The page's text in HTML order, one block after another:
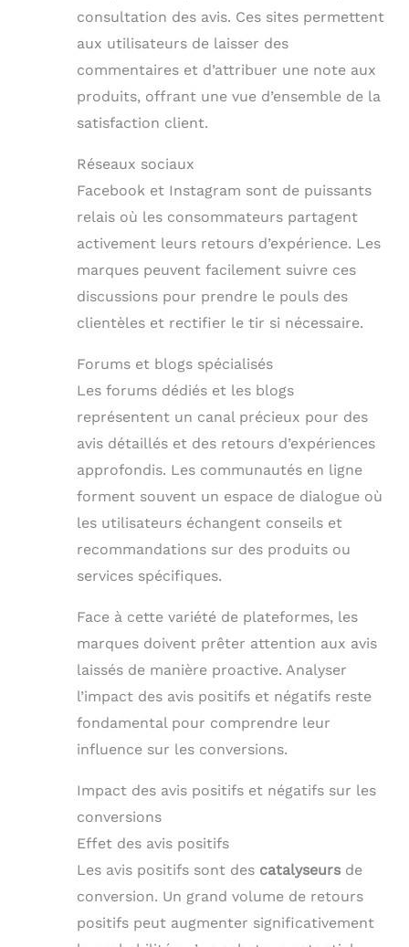
consultation des avis. Ces sites permettent
aux utilisateurs de laisser des
commentaires et d’attribuer une note aux
produits, offrant une vue d’ensemble de la
satisfaction client.
Réseaux sociaux
Facebook et Instagram sont de puissants
relais où les consommateurs partagent
activement leurs retours d’expérience. Les
marques peuvent facilement suivre ces
discussions pour prendre le pouls des
clientèles et rectifier le tir si nécessaire.
Forums et blogs spécialisés
Les forums dédiés et les blogs
représentent un canal précieux pour des
avis détaillés et des retours d’expériences
approfondis. Les communautés en ligne
forment souvent un espace de dialogue où
les utilisateurs échangent conseils et
recommandations sur des produits ou
services spécifiques.
Face à cette variété de plateformes, les
marques doivent prêter attention aux avis
laissés de manière proactive. Analyser
l’impact des avis positifs et négatifs reste
fondamental pour comprendre leur
influence sur les conversions.
Impact des avis positifs et négatifs sur les
conversions
Effet des avis positifs
Les avis positifs sont des catalyseurs de
conversion. Un grand volume de retours
positifs peut augmenter significativement